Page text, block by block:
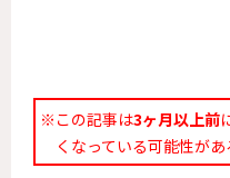
※この記事は3ヶ月以上前
くなっている可能性が